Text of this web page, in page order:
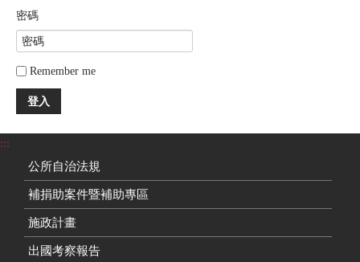
密碼
Remember me
登入
:::
公所自治法規
補捐助案件暨補助專區
施政計畫
出國考察報告